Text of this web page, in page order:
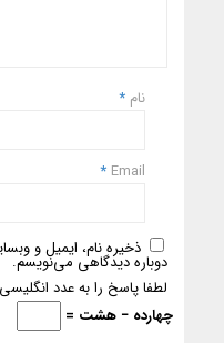
نام *
Email
*
ذخیره نام، ایمیل و
دوباره دیدگاهی می‌نویسم.
لطفا پاسخ را به عدد
چهارده − هشت =